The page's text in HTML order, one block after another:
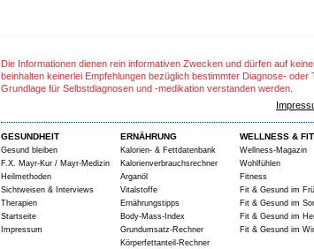
Die Informationen dienen rein informativen Zwecken und dürfen auf
beinhalten keinerlei Empfehlungen bezüglich bestimmter Diagnose-
Grundlage für Selbstdiagnosen und -medikation verstanden werden.
GESUNDHEIT
Gesund bleiben
F.X. Mayr-Kur / Mayr-Medizin
Heilmethoden
Sichtweisen & Interviews
Therapien
Startseite
Impressum
ERNÄHRUNG
Kalorien- & Fettdatenbank
Kalorienverbrauchsrechner
Arganöl
Vitalstoffe
Ernährungstipps
Body-Mass-Index
Grundumsatz-Rechner
Körperfettanteil-Rechner
WELLNESS &
Wellness-Magazin
Wohlfühlen
Fitness
Fit & Gesund im
Fit & Gesund im
Fit & Gesund im
Fit & Gesund im